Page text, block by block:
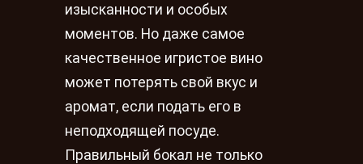
изысканности и особых
моментов. Но даже самое
качественное игристое вино
может потерять свой вкус и
аромат, если подать его в
неподходящей посуде.
Правильный бокал не только